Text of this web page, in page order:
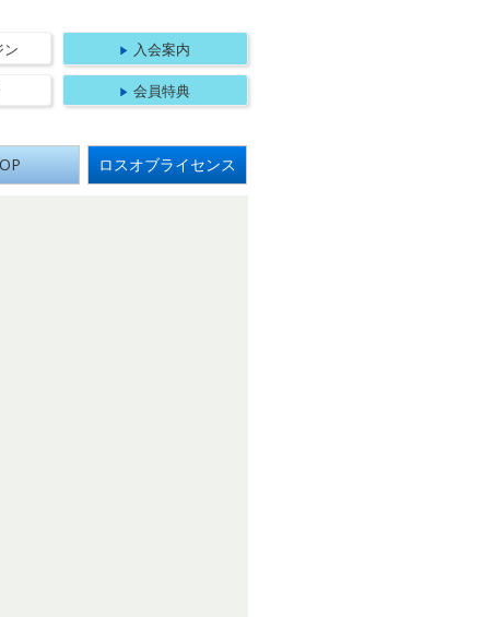
日本航空機操縦士協会
ン 入会案内
会員特典
ロスオブライセンス